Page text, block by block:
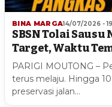
BINA MARGA14/07/2026 -
SBSN Tolai
Target, Waktu
PARIGI MOUTONG –
terus melaju. Hingga
preservasi jalan…